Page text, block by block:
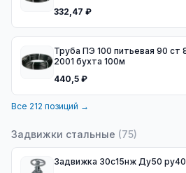
332,47 ₽
Труба ПЭ 100 питьевая 90 ст 8,2 SDR 11 ГОСТ 18599-
2001 бухта 100м
440,5 ₽
Все 212 позиций →
Задвижки стальные (75)
Задвижка 30с15нж Ду50 ру40